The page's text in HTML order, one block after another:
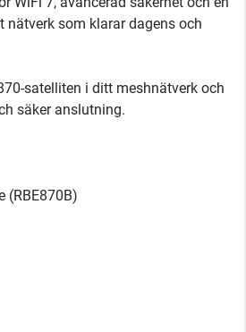
nätverk som klarar dagens och
satelliten i ditt meshnätverk och
säker anslutning.
(RBE870B)